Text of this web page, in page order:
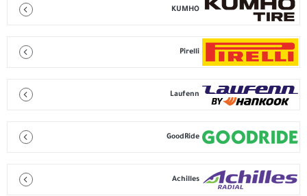
KUMHO
Pirelli
Laufenn
GoodRide
Achilles